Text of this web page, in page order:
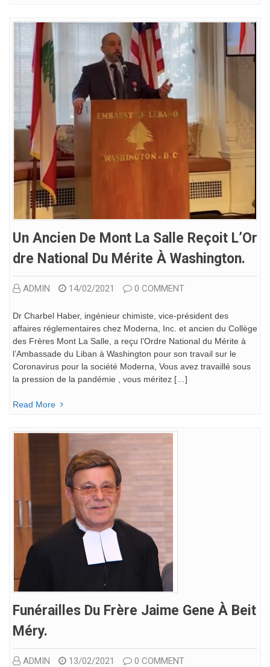
Un Ancien De Mont La Salle Reçoit L’Or
Dre National Du Mérite À Washington.
ADMIN 14/02/2021 0 COMMENT
Dr Charbel Haber, ingénieur chimiste, vice-président des
affaires réglementaires chez Moderna, Inc. et ancien du Collège
des Frères Mont La Salle, a reçu l’Ordre National du Mérite à
l’Ambassade du Liban à Washington pour son travail sur le
Coronavirus pour la société Moderna, Vous avez travaillé sous
la pression de la pandémie , vous méritez […]
Read More
Funérailles Du Frère Jaime Gene À Beit
Méry.
ADMIN 13/02/2021 0 COMMENT